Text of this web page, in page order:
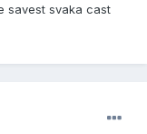
savest svaka cast